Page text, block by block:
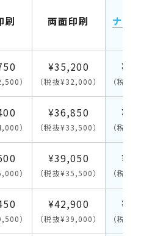
刷 両面印刷
ナン
）
¥35,200
（税抜¥32,000） （税抜
）
¥36,850
（税抜¥33,500） （税抜
）
¥39,050
（税抜¥35,500） （税抜
）
¥42,900
（税抜¥39,000） （税抜